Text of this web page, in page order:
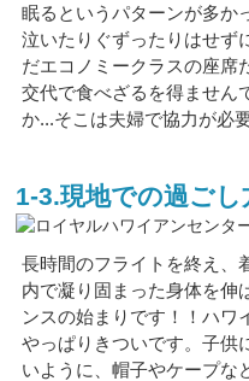
眠るというパターンが多か
泣いたりぐずったりはせず
だエコノミークラスの座席
交代で食べざるを得ません
か...そこは夫婦で協力が必
1-3.現地での過ごし
長時間のフライトを終え、
内で凝り固まった身体を伸
ンスの始まりです！！ハワ
やっぱりきついです。子供
いように、帽子やケープな